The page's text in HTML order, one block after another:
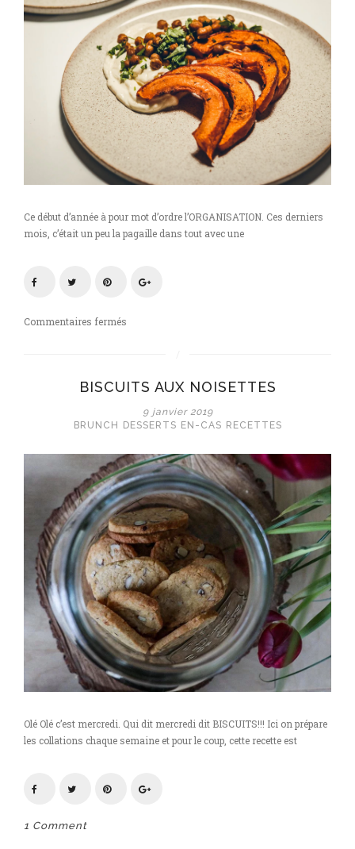
Ce début d’année à pour mot d’ordre l’ORGANISATION. Ces derniers
mois, c’était un peu la pagaille dans tout avec une
Commentaires fermés
&
chiche
BISCUITS AUX NOISETTES
9 janvier 2019
BRUNCH
DESSERTS EN-CAS RECETTES
Olé Olé c’est mercredi. Qui dit mercredi dit BISCUITS!!! Ici on prépare
les collations chaque semaine et pour le coup, cette recette est
1 Comment